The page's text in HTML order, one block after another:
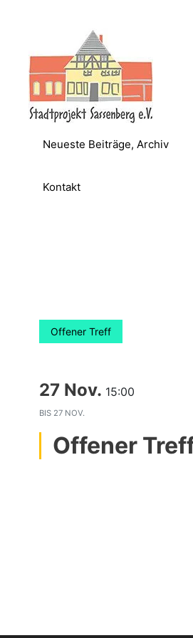
Neueste Beiträge, Archiv
Kontakt
Offener Treff
27 Nov. 15:00
BIS 27 NOV.
Offener